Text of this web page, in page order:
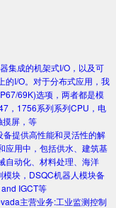
集成的机架式I/O，以及可
的I/O。对于分布式应用，我
69K)选项，两者都是模
，1756系列系列CPU，电
屏，等
备提供高性能和灵活性的解
应用中，包括供水、建筑基
自动化、材料处理、海洋
块，DSQC机器人模块备
IGCT等
主营业务:工业监测控制